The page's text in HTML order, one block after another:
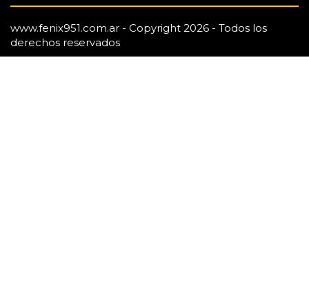
www.fenix951.com.ar - Copyright 2026 - Todos los
derechos reservados